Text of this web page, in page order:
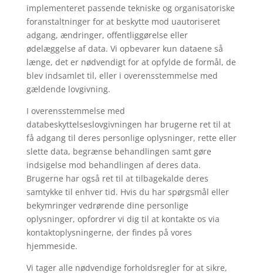
implementeret passende tekniske og organisatoriske
foranstaltninger for at beskytte mod uautoriseret
adgang, ændringer, offentliggørelse eller
ødelæggelse af data. Vi opbevarer kun dataene så
længe, det er nødvendigt for at opfylde de formål, de
blev indsamlet til, eller i overensstemmelse med
gældende lovgivning.
I overensstemmelse med
databeskyttelseslovgivningen har brugerne ret til at
få adgang til deres personlige oplysninger, rette eller
slette data, begrænse behandlingen samt gøre
indsigelse mod behandlingen af deres data.
Brugerne har også ret til at tilbagekalde deres
samtykke til enhver tid. Hvis du har spørgsmål eller
bekymringer vedrørende dine personlige
oplysninger, opfordrer vi dig til at kontakte os via
kontaktoplysningerne, der findes på vores
hjemmeside.
Vi tager alle nødvendige forholdsregler for at sikre,